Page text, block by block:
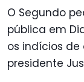
O Segundo
pública em
os indícios
presidente